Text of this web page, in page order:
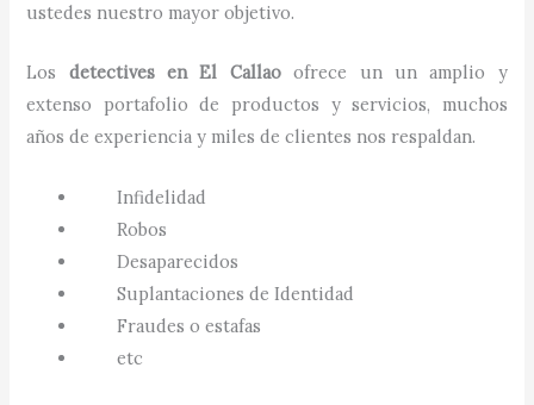
ustedes nuestro mayor objetivo.
Los detectivesenEl Callaoofrece un un amplio y
extenso portafolio de productos y servicios, muchos
años de experiencia y miles de clientes nos respaldan.
Infidelidad
Robos
Desaparecidos
Suplantaciones de Identidad
Fraudes o estafas
etc